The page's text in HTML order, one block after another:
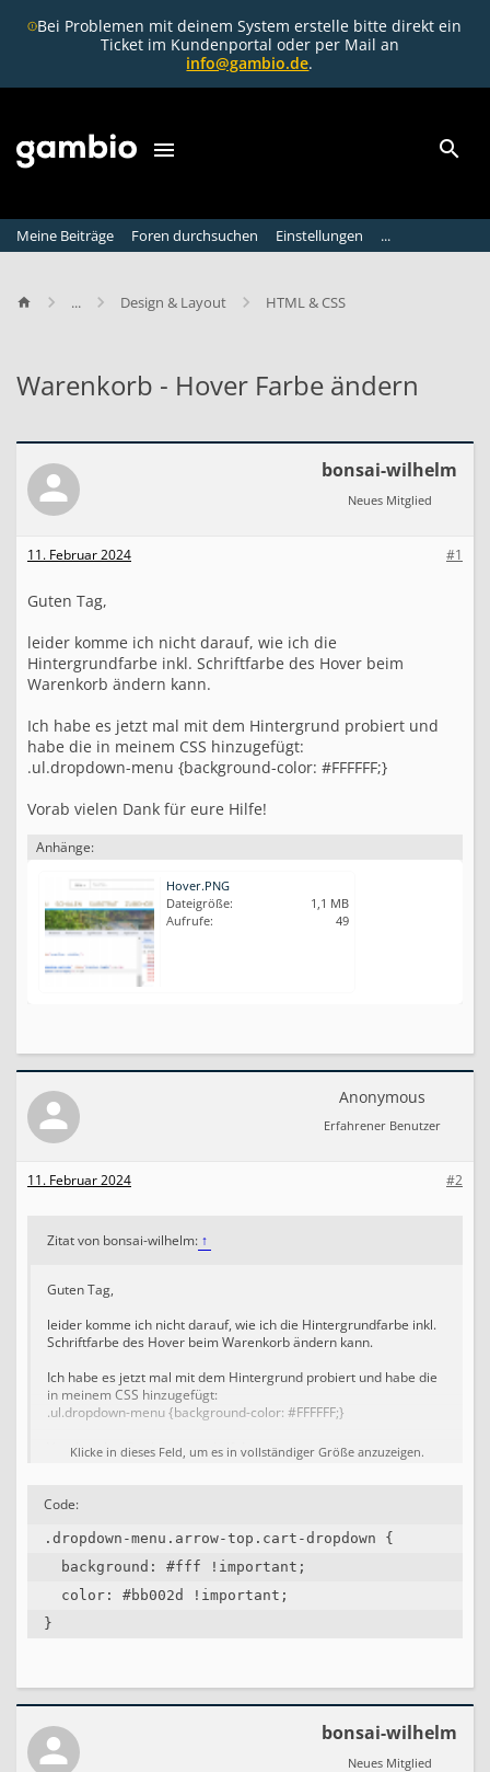
Bei Problemen mit deinem System erstelle bitte direkt ein
Ticket im Kundenportal oder per Mail an
info@gambio.de.
Meine Beiträge Foren durchsuchen Einstellungen ...
... Design & Layout HTML & CSS
Warenkorb - Hover Farbe ändern
a
bonsai-wilhelm
Neues Mitglied
#1
11. Februar 2024
Guten Tag,
leider komme ich nicht darauf, wie ich die
Hintergrundfarbe inkl. Schriftfarbe des Hover beim
Warenkorb ändern kann.
Ich habe es jetzt mal mit dem Hintergrund probiert und
habe die in meinem CSS hinzugefügt:
.ul.dropdown-menu {background-color: #FFFFFF;}
Vorab vielen Dank für eure Hilfe!
Anhänge:
Hover.PNG
Dateigröße:
1,1 MB
Aufrufe:
49
Anonymous
Erfahrener Benutzer
#2
11. Februar 2024
Zitat von bonsai-wilhelm: ↑
Guten Tag,
leider komme ich nicht darauf, wie ich die Hintergrundfarbe inkl.
Schriftfarbe des Hover beim Warenkorb ändern kann.
Ich habe es jetzt mal mit dem Hintergrund probiert und habe die
in meinem CSS hinzugefügt:
.ul.dropdown-menu {background-color: #FFFFFF;}
Vorab vielen Dank für eure Hilfe!
Klicke in dieses Feld, um es in vollständiger Größe anzuzeigen.
Code:
.dropdown-menu.arrow-top.cart-dropdown {
  background: #fff !important;
  color: #bb002d !important;
}
bonsai-wilhelm
Neues Mitglied